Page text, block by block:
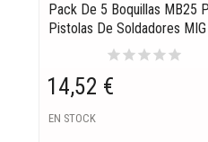
Pack De 5 Boquillas MB25
Pistolas De Soldadores MIG
starstarstarstarstar
14,52 €
EN STOCK